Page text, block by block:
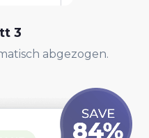
3
abgezogen.